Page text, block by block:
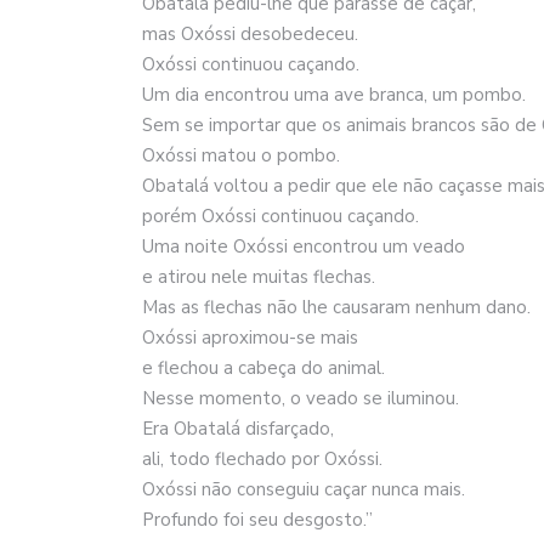
mas Oxóssi desobedeceu.
Oxóssi continuou caçando.
Um dia encontrou uma ave branca, um pombo.
Sem se importar que os animais brancos são de
Oxóssi matou o pombo.
Obatalá voltou a pedir que ele não caçasse
porém Oxóssi continuou caçando.
Uma noite Oxóssi encontrou um veado
e atirou nele muitas flechas.
Mas as flechas não lhe causaram nenhum dano.
Oxóssi aproximou-se mais
e flechou a cabeça do animal.
Nesse momento, o veado se iluminou.
Era Obatalá disfarçado,
ali, todo flechado por Oxóssi.
Oxóssi não conseguiu caçar nunca mais.
Profundo foi seu desgosto.”